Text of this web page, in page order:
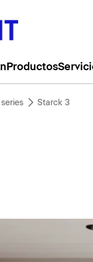
Productos
series Starck 3